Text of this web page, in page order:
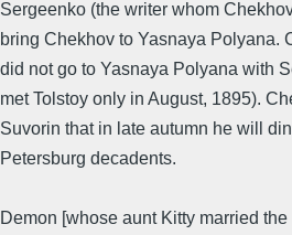
Sergeenko (the writer whom
bring Chekhov to Yasnaya Polyana.
did not go to Yasnaya Polyana with
met Tolstoy only in August, 1895).
Suvorin that in late autumn he will
Petersburg decadents.
Demon [whose aunt Kitty married